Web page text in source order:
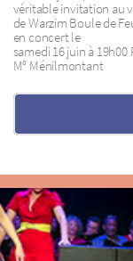
véritable invitation au
de Warzim Boule de
en concert le
samedi 16 juin à 19h00
M° Ménilmontant